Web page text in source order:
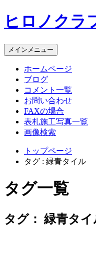
コ
ン
ン
ツ
ヒロノク
メインメニュー
ホームページ
ブログ
コメント一覧
お問い合わせ
FAXの場合
表札施工写真一覧
画像検索
トップページ
タグ : 緑青タイル
タグ一覧
タグ： 緑青タイ